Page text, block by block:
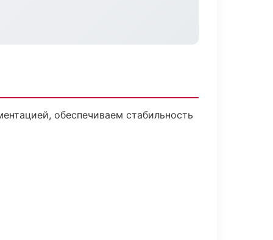
обеспечиваем стабильность